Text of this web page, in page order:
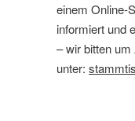
einem Online-
informiert und
– wir bitten
unter: